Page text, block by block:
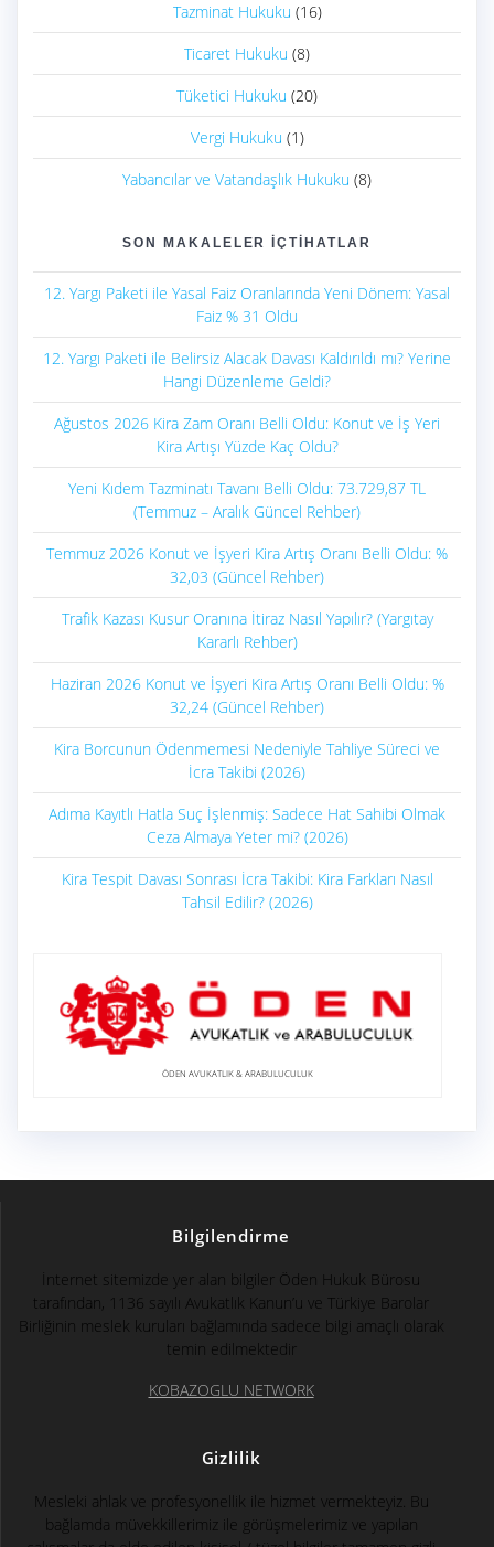
Tazminat Hukuku (16)
Ticaret Hukuku (8)
Tüketici Hukuku (20)
Vergi Hukuku (1)
Yabancılar ve Vatandaşlık Hukuku (8)
SON MAKALELER İÇTIHATLAR
12. Yargı Paketi ile Yasal Faiz Oranlarında Yeni Dönem: Yasal
Faiz % 31 Oldu
12. Yargı Paketi ile Belirsiz Alacak Davası Kaldırıldı mı? Yerine
Hangi Düzenleme Geldi?
Ağustos 2026 Kira Zam Oranı Belli Oldu: Konut ve İş Yeri
Kira Artışı Yüzde Kaç Oldu?
Yeni Kıdem Tazminatı Tavanı Belli Oldu: 73.729,87 TL
(Temmuz – Aralık Güncel Rehber)
Temmuz 2026 Konut ve İşyeri Kira Artış Oranı Belli Oldu: %
32,03 (Güncel Rehber)
Trafik Kazası Kusur Oranına İtiraz Nasıl Yapılır? (Yargıtay
Kararlı Rehber)
Haziran 2026 Konut ve İşyeri Kira Artış Oranı Belli Oldu: %
32,24 (Güncel Rehber)
Kira Borcunun Ödenmemesi Nedeniyle Tahliye Süreci ve
İcra Takibi (2026)
Adıma Kayıtlı Hatla Suç İşlenmiş: Sadece Hat Sahibi Olmak
Ceza Almaya Yeter mi? (2026)
Kira Tespit Davası Sonrası İcra Takibi: Kira Farkları Nasıl
Tahsil Edilir? (2026)
ÖDEN AVUKATLIK & ARABULUCULUK
Bilgilendirme
İnternet sitemizde yer alan bilgiler Öden Hukuk Bürosu
tarafından, 1136 sayılı Avukatlık Kanun’u ve Türkiye Barolar
Birliğinin meslek kuruları bağlamında sadece bilgi amaçlı olarak
temin edilmektedir
KOBAZOGLU NETWORK
Gizlilik
Mesleki ahlak ve profesyonellik ile hizmet vermekteyiz. Bu
bağlamda müvekkillerimiz ile görüşmelerimiz ve yapılan